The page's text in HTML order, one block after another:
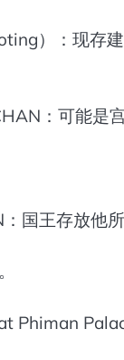
）：现存
：可能是
国王存放他
Phiman